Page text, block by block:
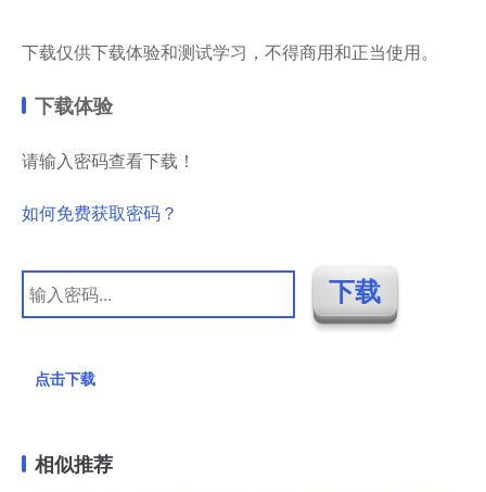
下载仅供下载体验和测试学习，不得商用和正当使用。
下载体验
请输入密码查看下载！
如何免费获取密码？
点击下载
相似推荐